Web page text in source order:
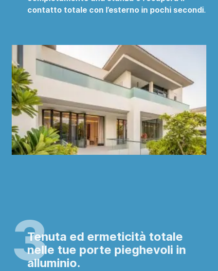
contatto totale con l’esterno in pochi secondi.
Tenuta ed ermeticità totale
nelle tue porte pieghevoli in
alluminio.